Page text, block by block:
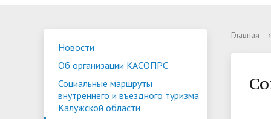
Устав
Профсоюз работников
Бассейн
Прием 2026. Ординатура
Оплата
Профком студентов
Конференции
Научные труды КГУ
Часто
Новости
Об организации КАСОПРС
Социальные маршруты
внутреннего и въездного туризма
Калужской области
Главная ›